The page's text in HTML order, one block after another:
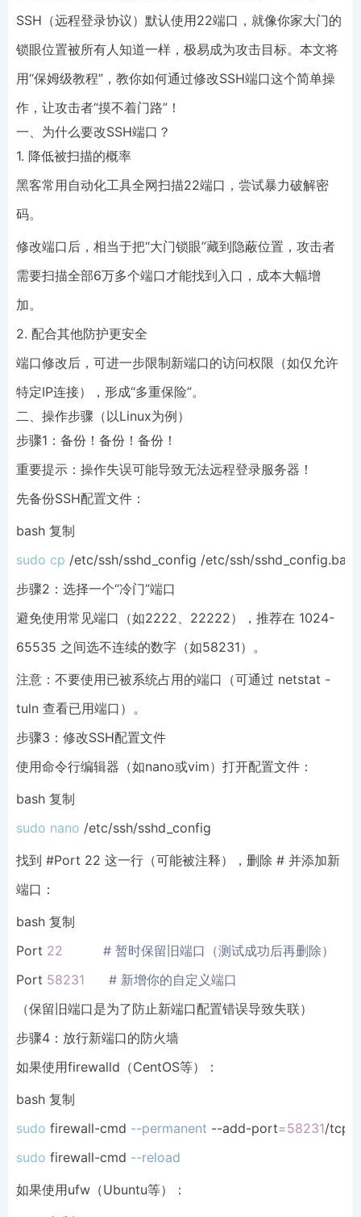
SSH（远程登录协议）默认使用22端口，就像你家大门的
锁眼位置被所有人知道一样，极易成为攻击目标。本文将
用“保姆级教程”，教你如何通过修改SSH端口这个简单操
作，让攻击者“摸不着门路”！
一、为什么要改SSH端口？
1. 降低被扫描的概率
黑客常用自动化工具全网扫描22端口，尝试暴力破解密
码。
修改端口后，相当于把“大门锁眼”藏到隐蔽位置，攻击者
需要扫描全部6万多个端口才能找到入口，成本大幅增
加。
2. 配合其他防护更安全
端口修改后，可进一步限制新端口的访问权限（如仅允许
特定IP连接），形成“多重保险”。
二、操作步骤（以Linux为例）
步骤1：备份！备份！备份！
重要提示：操作失误可能导致无法远程登录服务器！
先备份SSH配置文件：
bash 复制
sudo cp /etc/ssh/sshd_config /etc/ssh/sshd_config.bak
步骤2：选择一个“冷门”端口
避免使用常见端口（如2222、22222），推荐在 1024-
65535 之间选不连续的数字（如58231）。
注意：不要使用已被系统占用的端口（可通过 netstat -
tuln 查看已用端口）。
步骤3：修改SSH配置文件
使用命令行编辑器（如nano或vim）打开配置文件：
bash 复制
sudo nano /etc/ssh/sshd_config
找到 #Port 22 这一行（可能被注释），删除 # 并添加新
端口：
bash 复制
Port 22
# 暂时保留旧端口（测试成功后再删除）
Port 58231
# 新增你的自定义端口
（保留旧端口是为了防止新端口配置错误导致失联）
步骤4：放行新端口的防火墙
如果使用firewalld（CentOS等）：
bash 复制
sudo firewall-cmd --permanent --add-port=58231
sudo firewall-cmd --reload
如果使用ufw（Ubuntu等）：